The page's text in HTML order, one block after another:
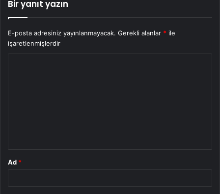
Bir yanıt yazın
E-posta adresiniz yayınlanmayacak. Gerekli alanlar * ile
işaretlenmişlerdir
Ad *